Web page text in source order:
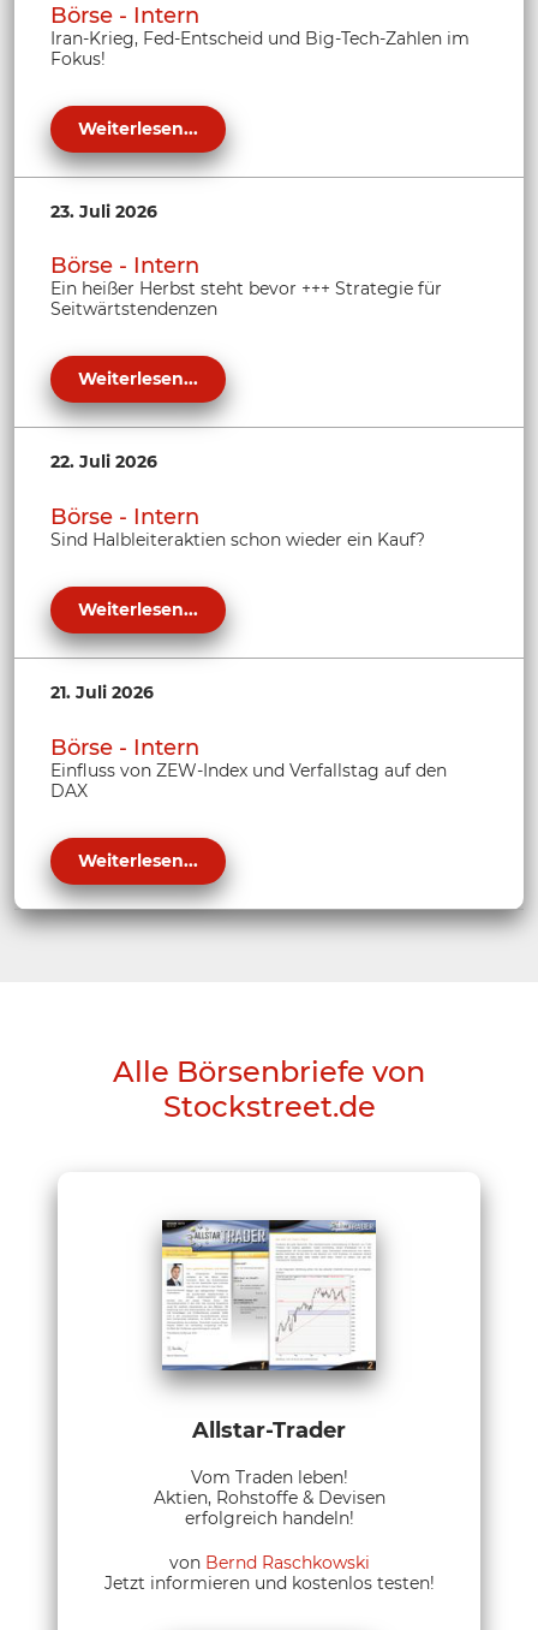
Börse - Intern
Iran-Krieg, Fed-Entscheid und Big-Tech-Zahlen im
Fokus!
Weiterlesen...
23. Juli 2026
Börse - Intern
Ein heißer Herbst steht bevor +++ Strategie für
Seitwärtstendenzen
Weiterlesen...
22. Juli 2026
Börse - Intern
Sind Halbleiteraktien schon wieder ein Kauf?
Weiterlesen...
21. Juli 2026
Börse - Intern
Einfluss von ZEW-Index und Verfallstag auf den
DAX
Weiterlesen...
Alle Börsenbriefe von
Stockstreet.de
Allstar-Trader
Vom Traden leben!
Aktien, Rohstoffe & Devisen
erfolgreich handeln!
von Bernd Raschkowski
Jetzt informieren und kostenlos testen!